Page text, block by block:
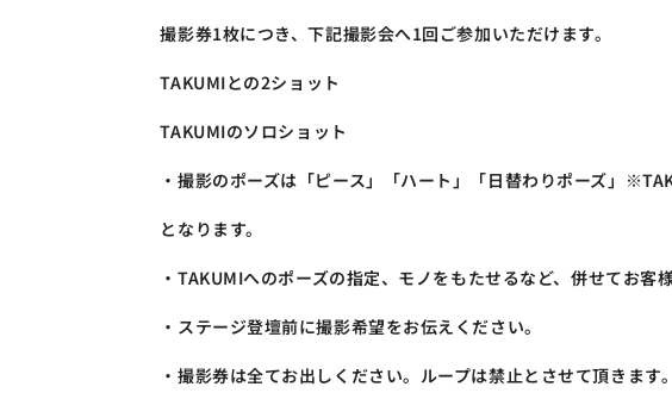
撮影券1枚につき、下記撮影会へ1回ご参加いただけます。
TAKUMIとの2ショット
TAKUMIのソロショット
・撮影のポーズは「ピース」「ハート」「日替わりポーズ」
となります。
・TAKUMIへのポーズの指定、モノをもたせるなど、併せてお客
・ステージ登壇前に撮影希望をお伝えください。
・撮影券は全てお出しください。ループは禁止とさせて頂きます。